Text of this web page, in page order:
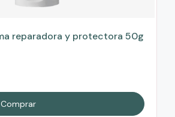
reparadora y protectora 50g